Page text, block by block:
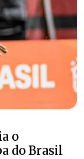
o
do Brasil